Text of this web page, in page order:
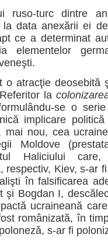
ruso-turc dintre
data anexării ei
ce a determinat
elementelor
o atracţie deosebită
Referitor la
se o
implicare
mai nou, cea
Moldove
Haliciului
respectiv, Kiev, s-ar
în falsificarea
şi Bogdan I,
ucraineană
românizată, în
s-ar fi